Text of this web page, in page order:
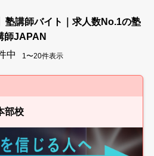
塾講師バイト｜求人数No.1の塾
師JAPAN
中 1〜20件表示
部校